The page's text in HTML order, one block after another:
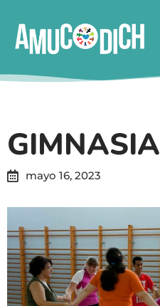
GIMNASIA
mayo 16, 2023